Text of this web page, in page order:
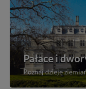
Pałace i
Poznaj dzieje